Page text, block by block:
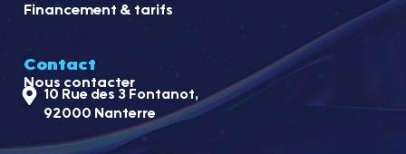
Financement & tarifs
Contact
Nous contacter
10 Rue des 3 Fontanot,
92000 Nanterre